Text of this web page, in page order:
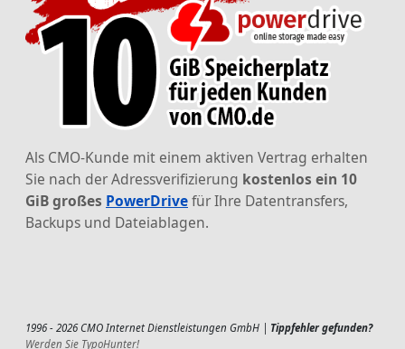
Als CMO-Kunde mit einem aktiven Vertrag erhalten
Sie nach der Adressverifizierung kostenlos ein 10
GiB großes PowerDrivefür Ihre Datentransfers,
Backups und Dateiablagen.
1996 - 2026 CMO Internet Dienstleistungen GmbH | Tippfehler gefunden?
Werden Sie TypoHunter!